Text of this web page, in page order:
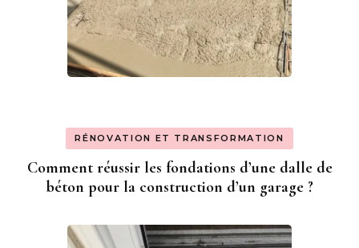
RÉNOVATION ET TRANSFORMATION
Comment réussir les fondations d’une dalle de
béton pour la construction d’un garage ?